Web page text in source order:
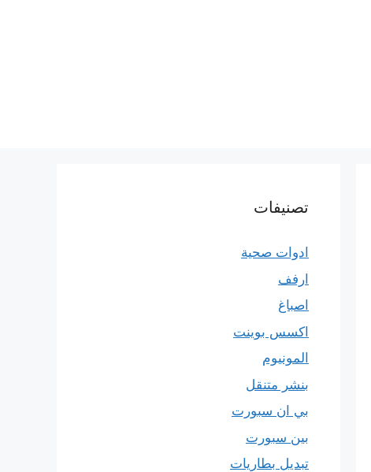
تصنيفات
ادوات صحية
ارفف
اصباغ
اكسس بوينت
المونيوم
بنشر متنقل
بي ان سبورت
بين سبورت
تبديل بطاريات